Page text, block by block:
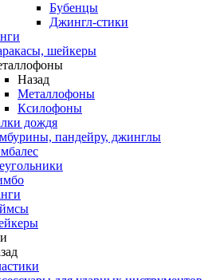
Бубенцы
Джингл-стики
шейкеры
Назад
Металлофоны
Ксилофоны
дождя
пандейру, джинглы